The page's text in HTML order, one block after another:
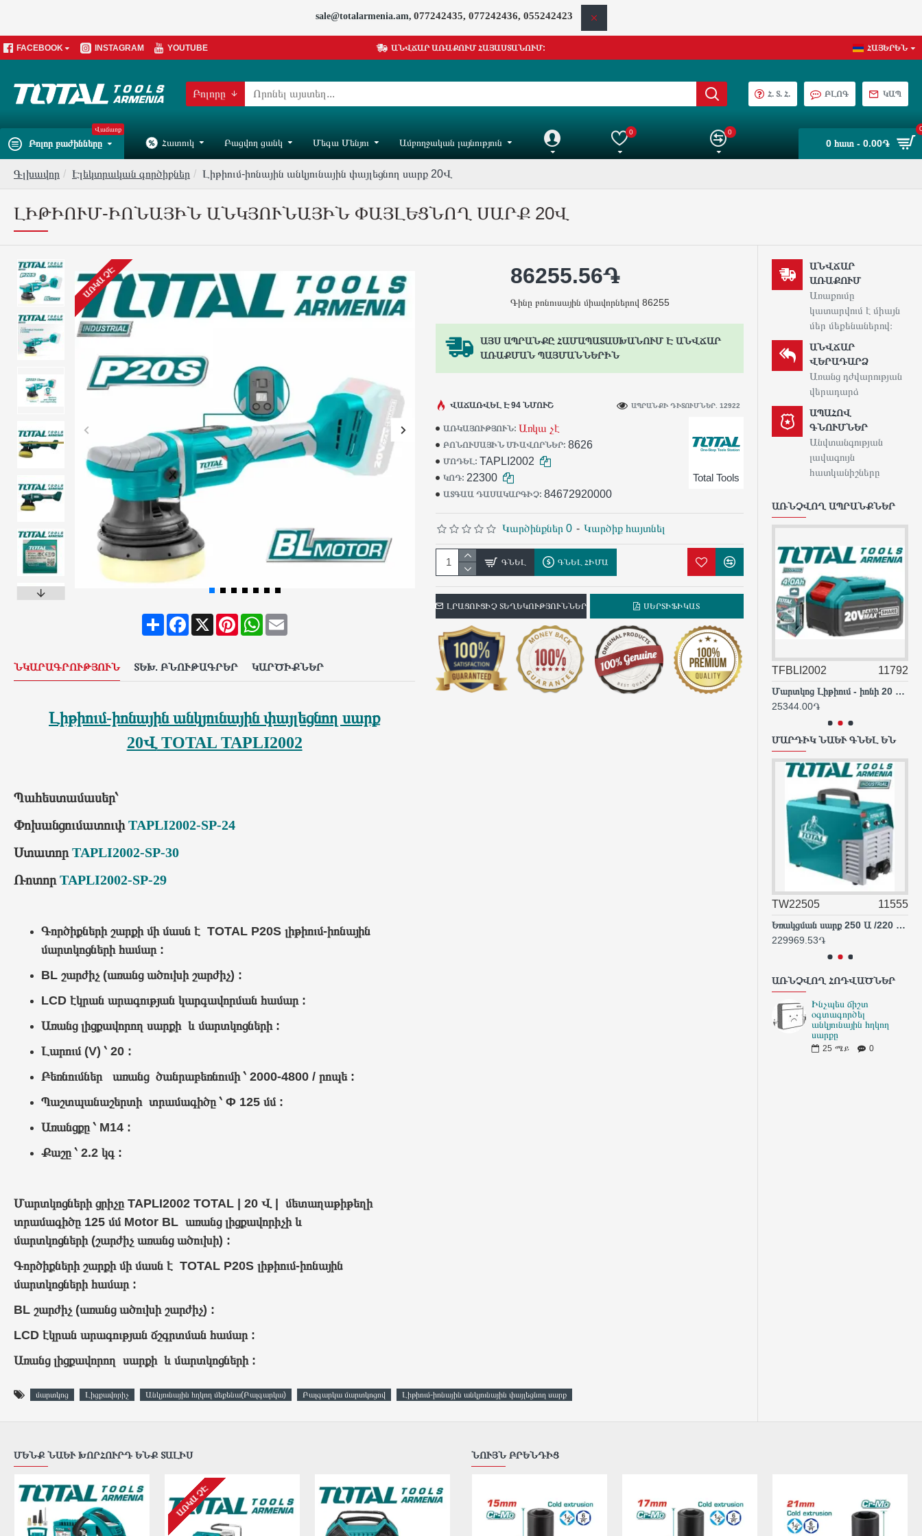
sale@totalarmenia.am, 077242435, 077242436, 055242423
FACEBOOK INSTAGRAM YOUTUBE ԱՆՎՃԱՐ ԱՌԱՔՈՒՄ ՀԱՅԱՍՏԱՆՈՒՄ: ՀԱՅԵՐԵՆ
Բոլորը Հ. Տ. Հ. ԲԼՈԳ ԿԱՊ
Բոլոր բաժինները
Վաճառք
Հատուկ Բացվող ցանկ Մեգա Մենյու Ամբողջական լայնություն
Հաշիվ Իմ ընտրանին
0
Ապրանքների Համեմատում
0
0 հատ - 0.00֏
Գլխավոր Էլեկտրական գործիքներ Լիթիում-իոնային անկյունային փայլեցնող սարք 20Վ
ԼԻԹԻՈՒՄ-ԻՈՆԱՅԻՆ ԱՆԿՅՈՒՆԱՅԻՆ ՓԱՅԼԵՑՆՈՂ ՍԱՐՔ 20Վ
ԱՌԿԱ ՉԷ
ShareFacebook
X PinterestWhatsApp
Email
ՆԿԱՐԱԳՐՈՒԹՅՈՒՆ ՏԵԽ. ԲՆՈՒԹԱԳՐԵՐ ԿԱՐԾԻՔՆԵՐ
Լիթիում-իոնային անկյունային փայլեցնող սարք
20ՎTOTAL TAPLI2002
Պահեստամասեր՝
Փոխանցումատուփ TAPLI2002-SP-24
Ստատոր TAPLI2002-SP-30
Ռոտոր TAPLI2002-SP-29
Գործիքների շարքի մի մասն է TOTAL P20S լիթիում-իոնային
մարտկոցների համար :
BL շարժիչ (առանց ածուխի շարժիչ) :
LCD էկրան արագության կարգավորման համար :
Առանց լիցքավորող սարքի և մարտկոցների :
Լարում (V) ՝ 20 :
Բեռնումներ առանց ծանրաբեռնումի ՝ 2000-4800 / րոպե :
Պաշտպանաշերտի տրամագիծը ՝ Φ 125 մմ :
Առանցքը ՝ M14 :
Քաշը ՝ 2.2 կգ :
Մարտկոցների ցրիչը TAPLI2002 TOTAL | 20 Վ | մետաղաթիթեղի
տրամագիծը 125 մմ Motor BL առանց լիցքավորիչի և
մարտկոցների(շարժիչ առանց ածուխի) :
Գործիքների շարքի մի մասն է TOTAL P20S լիթիում-իոնային
մարտկոցների համար :
BL շարժիչ (առանց ածուխի շարժիչ) :
LCD էկրան արագության ճշգրտման համար :
Առանց լիցքավորող սարքի և մարտկոցների :
ԱՅՍ ԱՊՐԱՆՔԸ ՀԱՄԱՊԱՏԱՍԽԱՆՈՒՄ Է ԱՆՎՃԱՐ
ԱՌԱՔՄԱՆ ՊԱՅՄԱՆՆԵՐԻՆ
ԱՌԿԱՅՈՒԹՅՈՒՆ: Առկա չէ
ԲՈՆՈՒՍԱՅԻՆ ՄԻԱՎՈՐՆԵՐ: 8626
ՄՈԴԵԼ: TAPLI2002
ԿՈԴ: 22300
ԱՏԳԱԱ ԴԱՍԱԿԱՐԳԻՉ: 84672920000
Total Tools
ՎԱՃԱՌՎԵԼ Է 94 ՆՄՈՒՇ ԱՊՐԱՆՔԻ ԴԻՏՈՒՄՆԵՐ. 12922
Կարծինքներ 0 - Կարծիք հայտնել
86255.56֏
Գինը բոնուսային միավորներով 86255
ԳՆԵԼ ԳՆԵԼ ՀԻՄԱ
ԼՐԱՑՈՒՑԻՉ ՏԵՂԵԿՈՒԹՅՈՒՆՆԵՐ ՍԵՐՏԻՖԻԿԱՏ
մարտկոց Լիցքավորիչ Անկյունային հղկող մեքենա(Բալգարկա) Բալգարկա մարտկոցով Լիթիում-իոնային անկյունային փայլեցնող սարք
ԱՆՎՃԱՐ
ԱՌԱՔՈՒՄ
Առաքումը
կատարվում է միայն
մեր մեքենաներով։
ԱՆՎՃԱՐ
ՎԵՐԱԴԱՐՁ
Առանց դժվարության
վերադարձ
ԱՊԱՀՈՎ
ԳՆՈՒՄՆԵՐ
Անվտանգության
լավագույն
հատկանիշները
ԱՌՆՉՎՈՂ ԱՊՐԱՆՔՆԵՐ
TFBLI2001 TFBLI2002 11792
Մարտկոց Լիթիում - իոնի 20 Վ / 4 Ա*ժ
25344.00֏
ՄԱՐԴԻԿ ՆԱԵՒ ԳՆԵԼ ԵՆ
TW22505 11555
Եռակցման սարք 250 Ա /220 - 240 վ/ 380 - 400 Վ/Ինվերտոր/Արտադրական/INDUSTRIAL
229969.53֏
ԱՌՆՉՎՈՂ ՀՈԴՎԱԾՆԵՐ
Ինչպես ճիշտ
օգտագործել
անկյունային հղկող
սարքը
25 ሜይ 0
ՄԵՆՔ ՆԱԵՒ ԽՈՐՀՈՒՐԴ ԵՆՔ ՏԱԼԻՍ
ԱՌԿԱ ՉԷ
ՆՈՒՅՆ ԲՐԵՆԴԻՑ
ԱՌԿԱ ՉԷ